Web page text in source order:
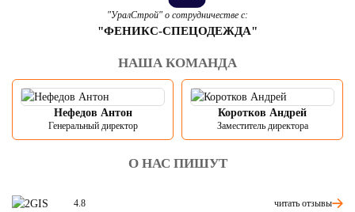
"УралСтрой" о сотрудничестве с:
"ФЕНИКС-СПЕЦОДЕЖДА"
НАША КОМАНДА
Нефедов Антон
Генеральный директор
Коротков Андрей
Заместитель директора
О НАС ПИШУТ
4.8 читать отзывы